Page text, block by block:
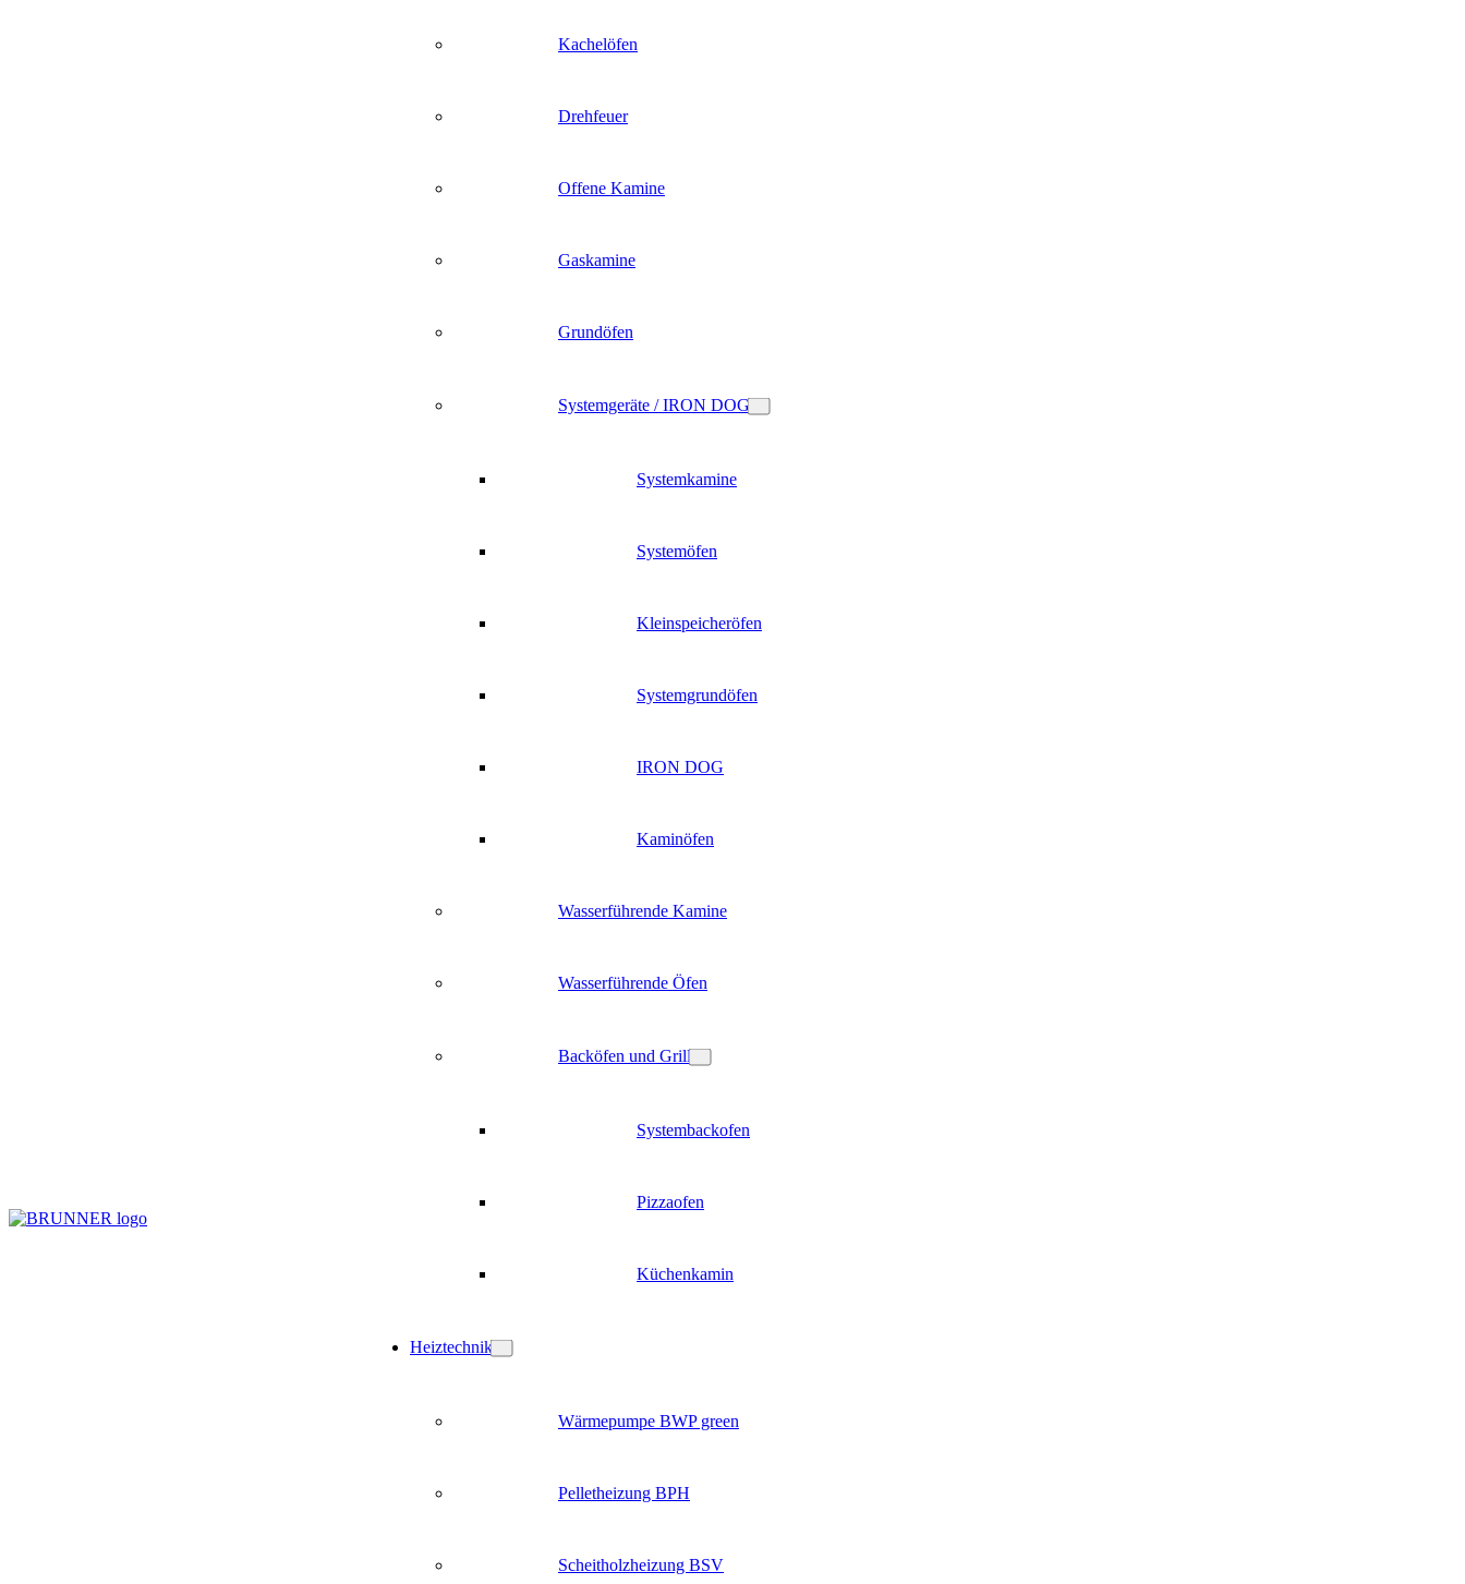
Kachelöfen
Drehfeuer
Offene Kamine
Gaskamine
Grundöfen
Systemgeräte / IRON DOG
Systemkamine
Systemöfen
Kleinspeicheröfen
Systemgrundöfen
IRON DOG
Kaminöfen
Wasserführende Kamine
Wasserführende Öfen
Backöfen und Grill
Systembackofen
Pizzaofen
Küchenkamin
Heiztechnik
Wärmepumpe BWP green
Pelletheizung BPH
Scheitholzheizung BSV